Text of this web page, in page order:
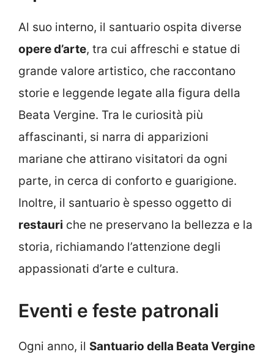
Al suo interno, il santuario ospita diverse
opere d’arte, tra cui affreschi e statue di
grande valore artistico, che raccontano
storie e leggende legate alla figura della
Beata Vergine. Tra le curiosità più
affascinanti, si narra di apparizioni
mariane che attirano visitatori da ogni
parte, in cerca di conforto e guarigione.
Inoltre, il santuario è spesso oggetto di
restauri che ne preservano la bellezza e la
storia, richiamando l’attenzione degli
appassionati d’arte e cultura.
Eventi e feste patronali
Ogni anno, il Santuario della Beata Vergine